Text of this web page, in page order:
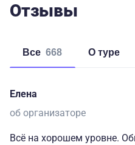
Отзывы
Все 668 о туре
Елена
об организаторе
Всё на хорошем уровне.